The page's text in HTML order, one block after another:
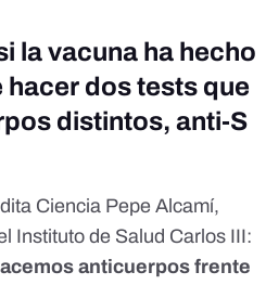
la vacuna ha hecho
dos tests que
distintos, anti-S
Ciencia Pepe Alcamí,
Instituto de Salud Carlos III:
anticuerpos frente